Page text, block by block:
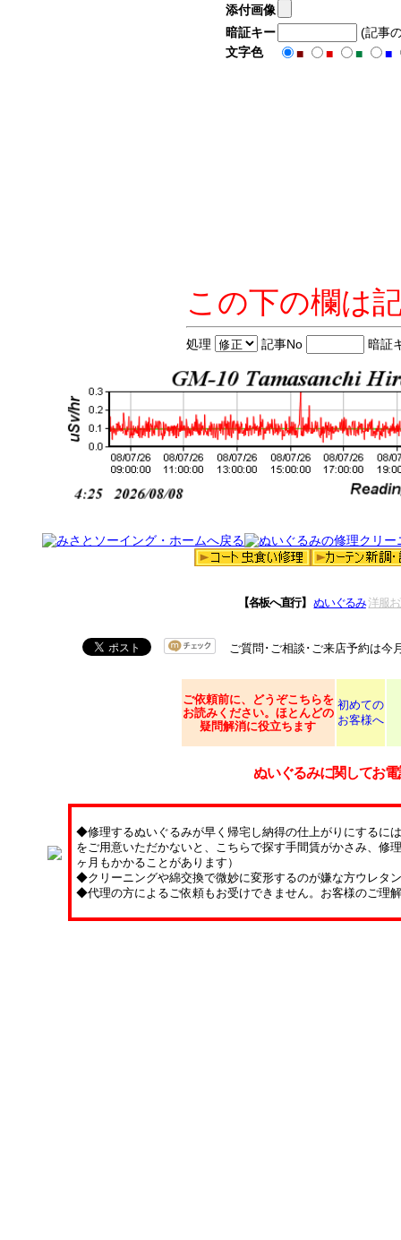
添付画像
暗証キー
(記事
文字色
■ ■ ■ ■
この下の欄は
処理 記事No 暗証
【各板へ直行】 ぬいぐるみ 洋服
ご質問･ご相談･ご来店予約は今
ご依頼前に、どうぞこちらを
お読みください。ほとんどの
疑問解消に役立ちます
初めての
お客様へ
ぬいぐるみに関してお
◆修理するぬいぐるみが早く帰宅し納得の仕上がりにするに
をご用意いただかないと、こちらで探す手間賃がかさみ、修
ヶ月もかかることがあります）
◆クリーニングや綿交換で微妙に変形するのが嫌な方ウレタ
◆代理の方によるご依頼もお受けできません。お客様のご理